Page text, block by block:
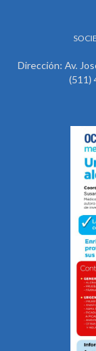
Dirección: Av.
(511)